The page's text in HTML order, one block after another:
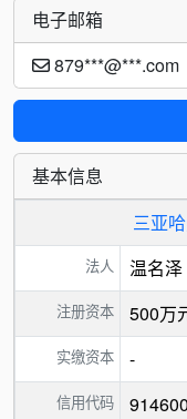
电子邮箱
879***@***.com
基本信息
三亚
法人 温名泽
注册资本 500万
实缴资本 -
信用代码